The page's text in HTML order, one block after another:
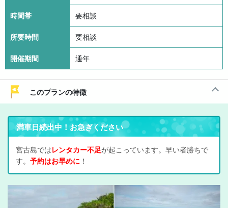
時間帯 要相談
所要時間 要相談
開催期間 通年
このプランの特徴
満車日続出中！お急ぎください
宮古島ではレンタカー不足が起こっています。早い者勝ちで
す。 予約はお早めに ！